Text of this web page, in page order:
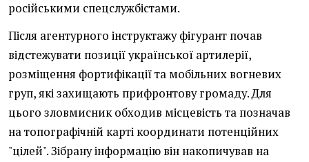
російськими спецслужбістами.
Після агентурного інструктажу фігурант почав
відстежувати позиції української артилерії,
розміщення фортифікації та мобільних вогневих
груп, які захищають прифронтову громаду. Для
цього зловмисник обходив місцевість та позначав
на топографічній карті координати потенційних
"цілей". Зібрану інформацію він накопичував на